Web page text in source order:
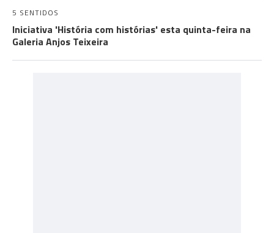
5 SENTIDOS
Iniciativa 'História com histórias' esta quinta-feira na
Galeria Anjos Teixeira